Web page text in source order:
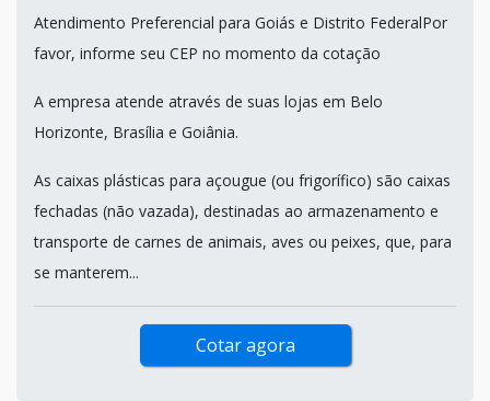
Atendimento Preferencial para Goiás e Distrito FederalPor
favor, informe seu CEP no momento da cotação
A empresa atende através de suas lojas em Belo
Horizonte, Brasília e Goiânia.
As caixas plásticas para açougue (ou frigorífico) são caixas
fechadas (não vazada), destinadas ao armazenamento e
transporte de carnes de animais, aves ou peixes, que, para
se manterem...
Cotar agora